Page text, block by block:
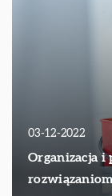
03-12-2022
Organizacja i